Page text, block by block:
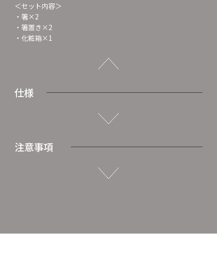
＜セット内容＞
・箸×2
・箸置き×2
・化粧箱×1
仕様
注意事項